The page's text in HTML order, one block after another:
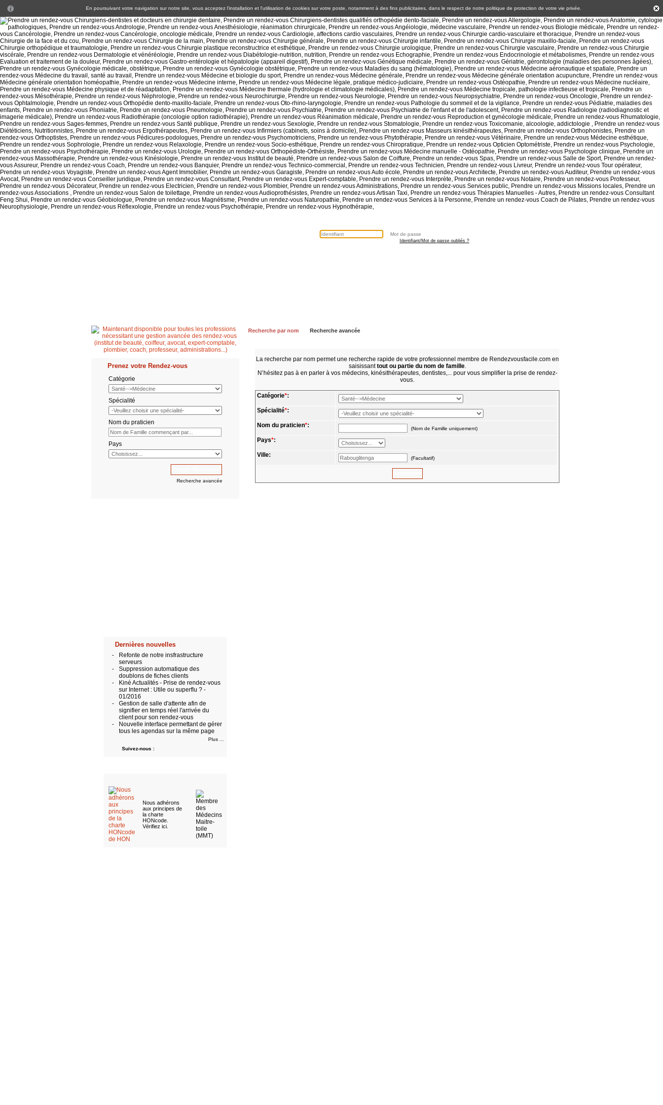
En poursuivant votre navigation sur notre site, vous acceptez l'installation et l'utilisation de cookies sur votre poste, notamment à des fins publicitaires, dans le respect de notre politique de protection de votre vie privée
Identifiant/Mot de passe oubliés ?
Prenez votre Rendez-vous
Catégorie
Spécialité
Nom du praticien
Pays
Recherche avancée
Dernières nouvelles
-
Refonte de notre insfrastructure
serveurs
-
Suppression automatique des
doublons de fiches clients
-
Kiné Actualités - Prise de rendez-vous
sur Internet : Utile ou superflu ? -
01/2016
-
Gestion de salle d'attente afin de
signifier en temps réel l'arrivée du
client pour son rendez-vous
-
Nouvelle interface permettant de gérer
tous les agendas sur la même page
Plus ...
Suivez-nous :
Nous adhérons
aux principes de
la charte
HONcode
Vérifiez ici
Recherche par nom Recherche avancée
La recherche par nom permet une recherche rapide de votre professionnel membre de Rendezvousfacile.com en
saisissanttout ou partie du nom de famille.
N’hésitez pas à en parler à vos médecins, kinésithérapeutes, dentistes,... pour vous simplifier la prise de rendez-
vous.
Catégorie*:
Spécialité*:
Nom du praticien*: (Nom de Famille uniquement)
Pays*:
Ville: (Facultatif)